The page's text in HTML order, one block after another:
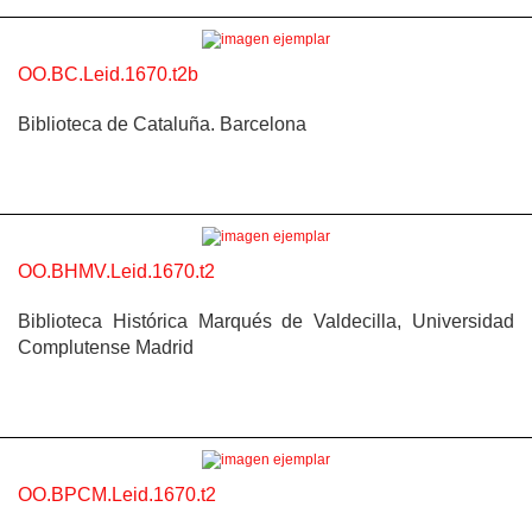
OO.BC.Leid.1670.t2b
Biblioteca de Cataluña. Barcelona
OO.BHMV.Leid.1670.t2
Biblioteca Histórica Marqués de Valdecilla, Universidad
Complutense Madrid
OO.BPCM.Leid.1670.t2